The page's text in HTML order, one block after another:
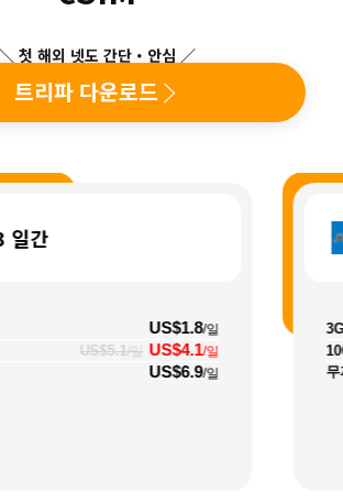
＼ 첫 해외 넷도 간단・안심 ／
트리파 다운로드
일간
US$1.8/일
US$5.1/일 US$4.1/일
US$6.9/일